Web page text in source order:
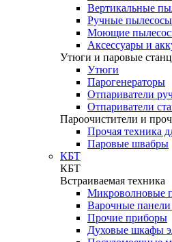
Вертикальные
Ручные пылесосы
Моющие
Аксессуары и
Утюги и паровые
Утюги
Парогенераторы
Отпариватели
Отпариватели
Пароочистители и
Прочая техника
Паровые швабры
КБТ
КБТ
Встраиваемая техника
Микроволновые
Варочные панели
Прочие приборы
Духовые шкафы